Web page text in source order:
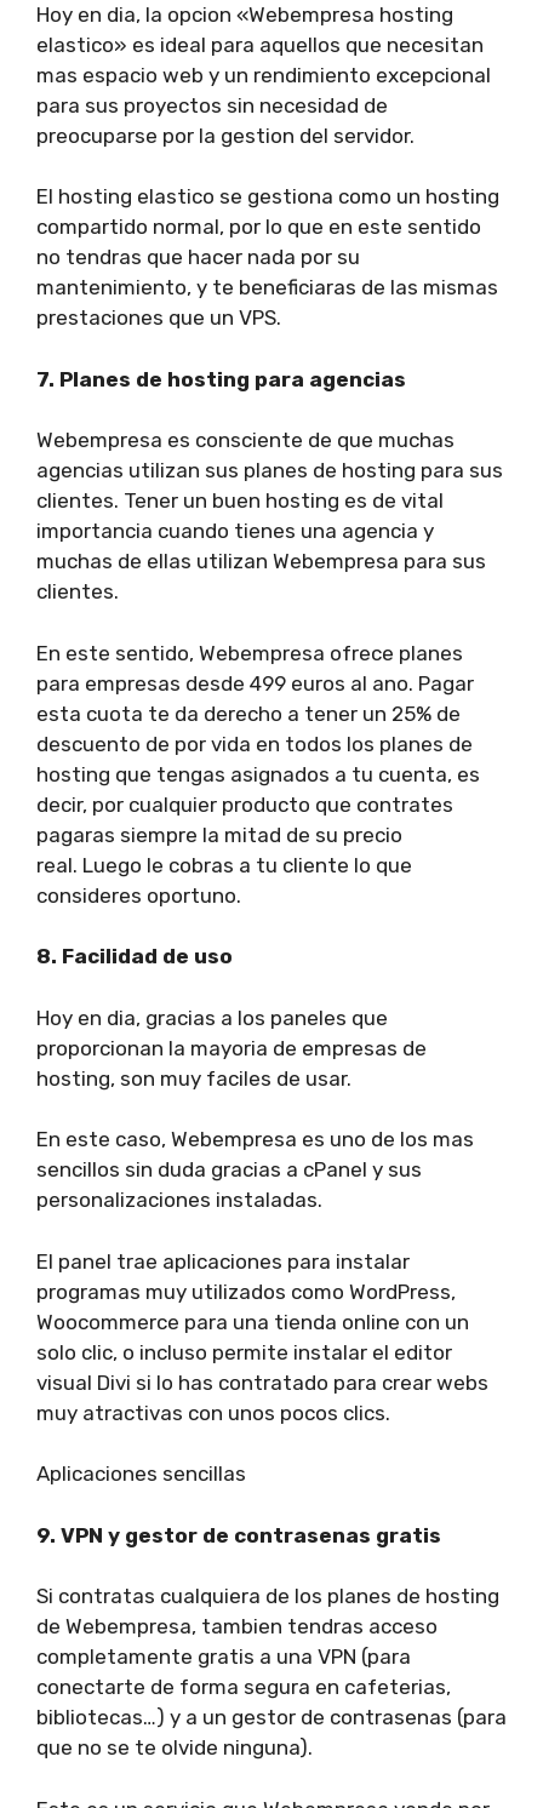
Hoy en dia, la opcion «Webempresa hosting
elastico» es ideal para aquellos que necesitan
mas espacio web y un rendimiento excepcional
para sus proyectos sin necesidad de
preocuparse por la gestion del servidor.
El hosting elastico se gestiona como un hosting
compartido normal, por lo que en este sentido
no tendras que hacer nada por su
mantenimiento, y te beneficiaras de las mismas
prestaciones que un VPS.
7. Planes de hosting para agencias
Webempresa es consciente de que muchas
agencias utilizan sus planes de hosting para sus
clientes. Tener un buen hosting es de vital
importancia cuando tienes una agencia y
muchas de ellas utilizan Webempresa para sus
clientes.
En este sentido, Webempresa ofrece planes
para empresas desde 499 euros al ano. Pagar
esta cuota te da derecho a tener un 25% de
descuento de por vida en todos los planes de
hosting que tengas asignados a tu cuenta, es
decir, por cualquier producto que contrates
pagaras siempre la mitad de su precio
real. Luego le cobras a tu cliente lo que
consideres oportuno.
8. Facilidad de uso
Hoy en dia, gracias a los paneles que
proporcionan la mayoria de empresas de
hosting, son muy faciles de usar.
En este caso, Webempresa es uno de los mas
sencillos sin duda gracias a cPanel y sus
personalizaciones instaladas.
El panel trae aplicaciones para instalar
programas muy utilizados como WordPress,
Woocommerce para una tienda online con un
solo clic, o incluso permite instalar el editor
visual Divi si lo has contratado para crear webs
muy atractivas con unos pocos clics.
Aplicaciones sencillas
9. VPN y gestor de contrasenas gratis
Si contratas cualquiera de los planes de hosting
de Webempresa, tambien tendras acceso
completamente gratis a una VPN (para
conectarte de forma segura en cafeterias,
bibliotecas…) y a un gestor de contrasenas (para
que no se te olvide ninguna).